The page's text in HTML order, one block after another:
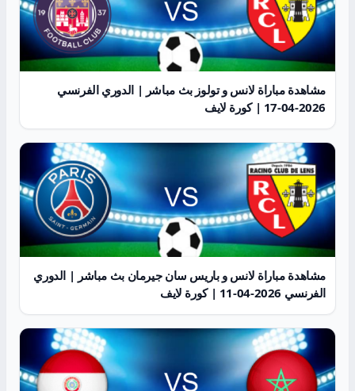
مشاهدة مباراة لانس و تولوز بث مباشر | الدوري الفرنسي
2026-04-17 | كورة لايف
مشاهدة مباراة لانس و باريس سان جيرمان بث مباشر | الدوري
الفرنسي 2026-04-11 | كورة لايف